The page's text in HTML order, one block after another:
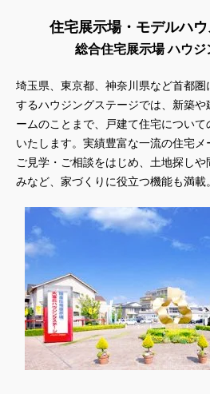
住宅展示場・モデルハ
総合住宅展示場 ハウジ
埼玉県、東京都、神奈川県など首都圏
するハウジングステージでは、新築
ームのことまで、戸建て住宅について
いたします。実績豊富な一流の住宅
ご見学・ご相談をはじめ、土地探し
みなど、家づくりに役立つ機能も満載。